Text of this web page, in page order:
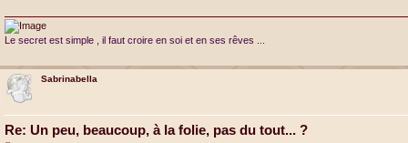
Le secret est simple , il faut croire en soi et en ses rêves ...
Sabrinabella
Re: Un peu, beaucoup, à la folie, pas du tout... ?